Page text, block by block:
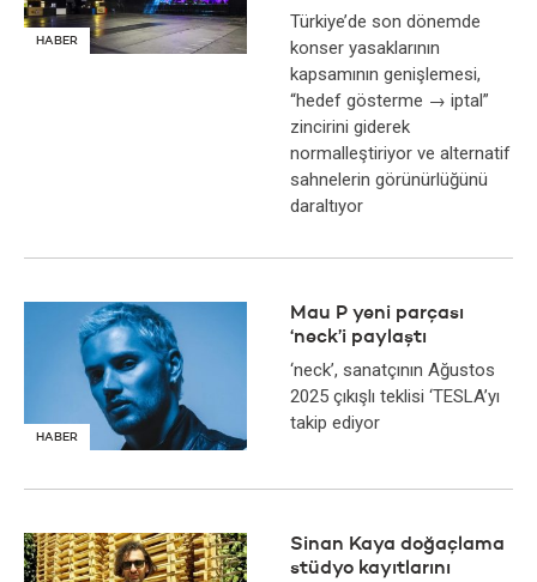
HABER
Türkiye’de son dönemde
konser yasaklarının
kapsamının genişlemesi,
“hedef gösterme → iptal”
zincirini giderek
normalleştiriyor ve alternatif
sahnelerin görünürlüğünü
daraltıyor
HABER
Mau P yeni parçası
‘neck’i paylaştı
‘neck’, sanatçının Ağustos
2025 çıkışlı teklisi ‘TESLA’yı
takip ediyor
Sinan Kaya doğaçlama
stüdyo kayıtlarını